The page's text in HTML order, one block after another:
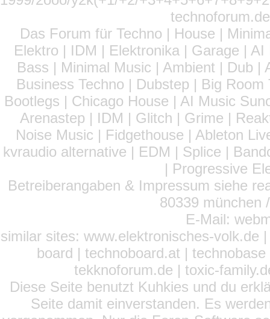
Das Forum für Techno | House |
Elektro | IDM | Elektronika | Garage |
Bass | Minimal Music | Ambient | Dub
Business Techno | Dubstep | Big
Bootlegs | Chicago House | AI Music
Arenastep | IDM | Glitch | Grime |
Noise Music | Fidgethouse | Ableton
kvraudio alternative | EDM | Splice |
| Progressive
Betreiberangaben & Impressum siehe
80339 münchen
E-Mail:
similar sites: www.elektronisches-volk.de
board | technoboard.at |
tekknoforum.de | toxic-
Diese Seite benutzt Kuhkies und du
Seite damit einverstanden. Es